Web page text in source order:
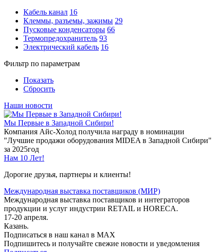
Кабель канал 16
Клеммы, разъемы, зажимы 29
Пусковые конденсаторы 66
Термопредохранитель 93
Электрический кабель 16
Фильтр по параметрам
Показать
Сбросить
Наши новости
Мы Первые в Западной Сибири!
Компания Айс-Холод получила награду в номинации
"Лучшие продажи оборудования MIDEA в Западной Сибири"
за 2025год
Нам 10 Лет!
Дорогие друзья, партнеры и клиенты!
Международная выставка поставщиков (МИР)
Международная выставка поставщиков и интеграторов
продукции и услуг индустрии RETAIL и HORECA.
17-20 апреля.
Казань.
Подписаться в наш канал в MAX
Подпишитесь и получайте свежие новости и уведомления